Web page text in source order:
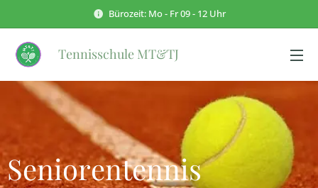
Bürozeit: Mo - Fr 09 - 12 Uhr
Tennisschule MT&TJ
Seniorentennis